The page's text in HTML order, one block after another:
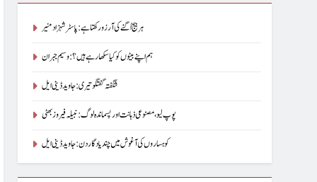
ہر بیج اُگنے کی آرزو رکھتا ہے : پاسٹر شہزاد منیر
ہم اپنے بیٹوں کو کیا سکھا رہے ہیں؟ : وسیم جبران
شگفتہ گفتگو تیری : جاوید ڈینی ایل
پوپ لیو،مصنوعی ذہانت اور پسماندہ لوگ : نبیلہ فیروز بھٹی
کوہساروں کی آغوش میں چند یادگار دن: جاوید ڈینی ایل